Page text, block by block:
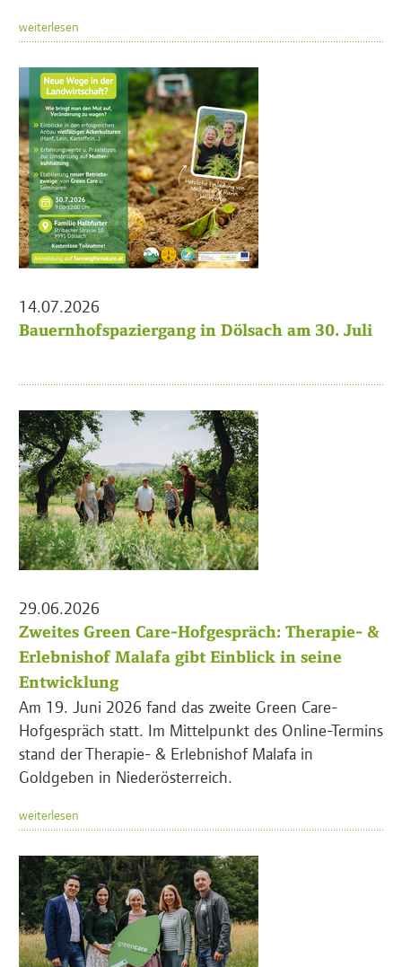
weiterlesen
14.07.2026
Bauernhofspaziergang in Dölsach am 30. Juli
29.06.2026
Zweites Green Care-Hofgespräch: Therapie- &
Erlebnishof Malafa gibt Einblick in seine
Entwicklung
Am 19. Juni 2026 fand das zweite Green Care-
Hofgespräch statt. Im Mittelpunkt des Online-Termins
stand der Therapie- & Erlebnishof Malafa in
Goldgeben in Niederösterreich.
weiterlesen